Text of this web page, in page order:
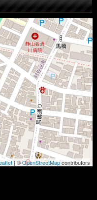
| ©OpenStreetMapcontributors